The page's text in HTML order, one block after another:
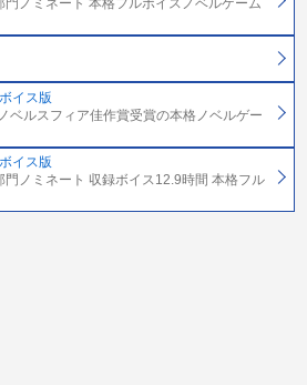
イス版
ベルスフィア佳作賞受賞の本格ノベルゲー
イス版
門ノミネート 収録ボイス12.9時間 本格フル